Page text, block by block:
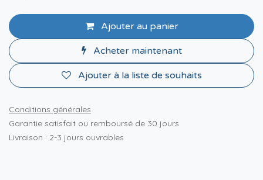
Ajouter au panier
Acheter maintenant
Ajouter à la liste de souhaits
Conditions générales
Garantie satisfait ou remboursé de 30 jours
Livraison : 2-3 jours ouvrables